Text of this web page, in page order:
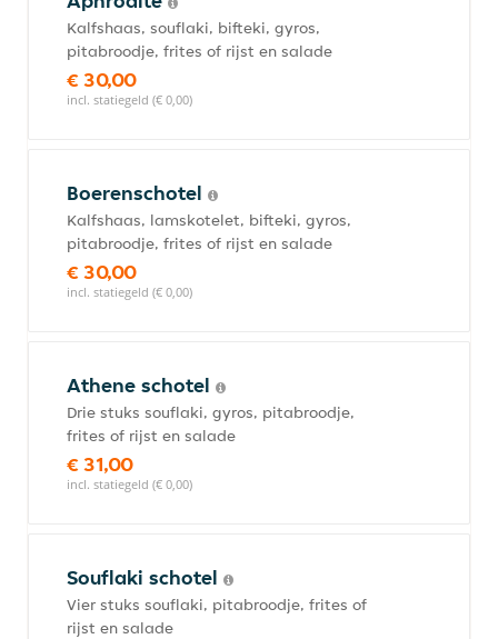
Kalfshaas, souflaki, bifteki, gyros,
pitabroodje, frites of rijst en salade
€ 30,00
incl. statiegeld (€ 0,00)
Boerenschotel
Kalfshaas, lamskotelet, bifteki, gyros,
pitabroodje, frites of rijst en salade
€ 30,00
incl. statiegeld (€ 0,00)
Athene schotel
Drie stuks souflaki, gyros, pitabroodje,
frites of rijst en salade
€ 31,00
incl. statiegeld (€ 0,00)
Souflaki schotel
Vier stuks souflaki, pitabroodje, frites of
rijst en salade